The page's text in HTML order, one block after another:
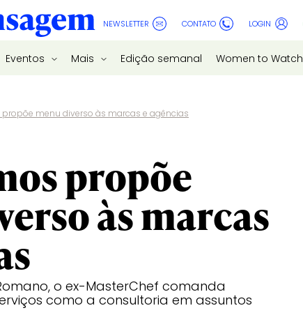
NEWSLETTER CONTATO LOGIN
Eventos Mais Edição semanal Women to Watch
propõe menu diverso às marcas e agências
propõe
às marcas
o ex-MasterChef comanda
como a consultoria em assuntos